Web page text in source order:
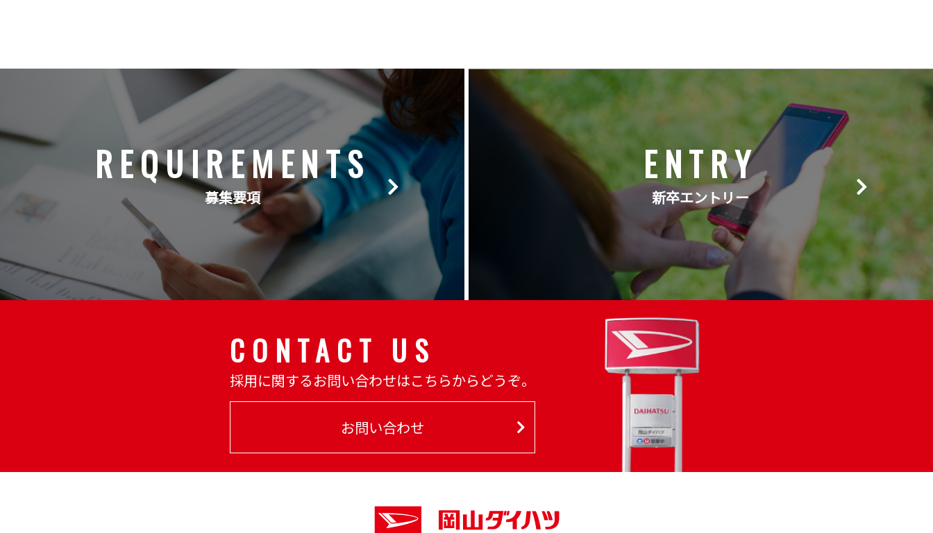
REQUIREMENTS
募集要項
ENTRY
新卒エントリー
CONTACT US
採用に関するお問い合わせはこちらからどうぞ。
お問い合わせ